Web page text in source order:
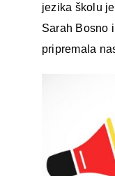
jezika školu
Sarah Bosno
pripremala